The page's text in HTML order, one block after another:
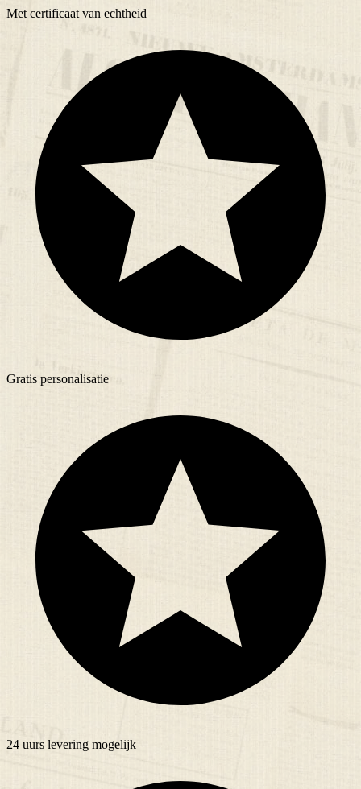
Met certificaat van echtheid
Gratis personalisatie
24 uurs levering mogelijk